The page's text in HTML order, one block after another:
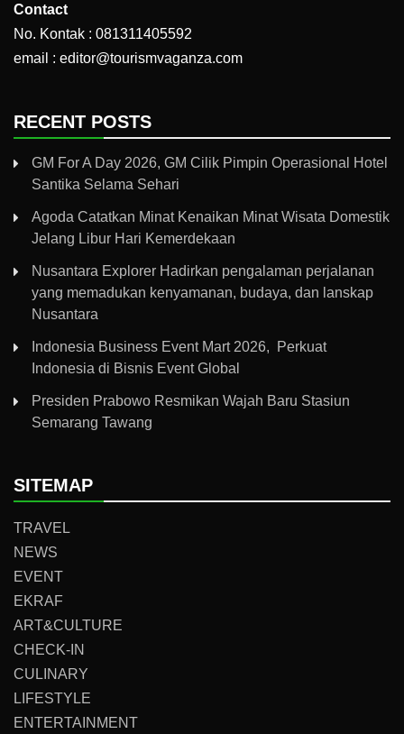
Contact
No. Kontak : 081311405592
email : editor@tourismvaganza.com
RECENT POSTS
GM For A Day 2026, GM Cilik Pimpin Operasional Hotel
Santika Selama Sehari
Agoda Catatkan Minat Kenaikan Minat Wisata Domestik
Jelang Libur Hari Kemerdekaan
Nusantara Explorer Hadirkan pengalaman perjalanan
yang memadukan kenyamanan, budaya, dan lanskap
Nusantara
Indonesia Business Event Mart 2026, Perkuat
Indonesia di Bisnis Event Global
Presiden Prabowo Resmikan Wajah Baru Stasiun
Semarang Tawang
SITEMAP
TRAVEL
NEWS
EVENT
EKRAF
ART&CULTURE
CHECK-IN
CULINARY
LIFESTYLE
ENTERTAINMENT